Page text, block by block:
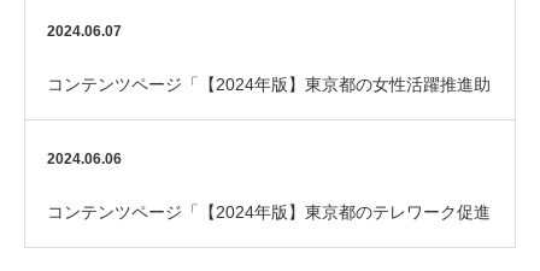
2024.06.07
コンテンツページ「【2024年版】東京都の女性活躍推進助
成金でオフィスの更衣室やトイレのリフォーム！…
2024.06.06
コンテンツページ「【2024年版】東京都のテレワーク促進